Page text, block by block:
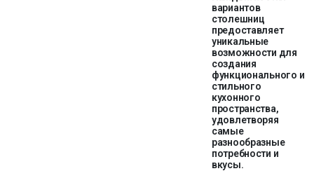
вариантов
столешниц
предоставляет
уникальные
возможности для
создания
функционального и
стильного
кухонного
пространства,
удовлетворяя
самые
разнообразные
потребности и
вкусы.